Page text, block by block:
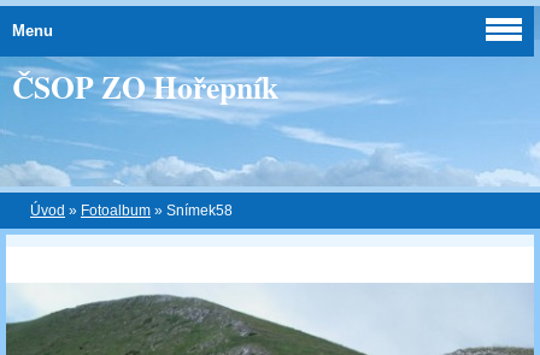
ČSOP ZO Hořepník
Úvod » Fotoalbum » Snímek58
Menu